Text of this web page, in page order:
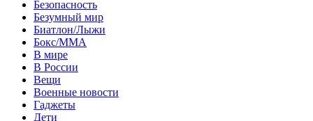
Безопасность
Безумный мир
Биатлон/Лыжи
Бокс/MMA
В мире
В России
Вещи
Военные новости
Гаджеты
Дети